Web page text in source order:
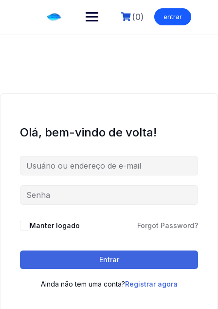
(0) entrar
Olá, bem-vindo de volta!
Manter logado Forgot Password?
Entrar
Ainda não tem uma conta?Registrar agora